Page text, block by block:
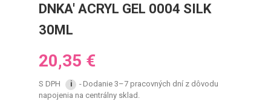
DNKA' ACRYL GEL 0004 SILK
30ML
20,35 €
S DPH i
Dodanie 3–7 pracovných dní z dôvodu
napojenia na centrálny sklad.